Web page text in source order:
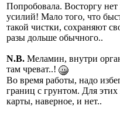
Попробовала. Восторгу
усилий! Мало того, что
такой чистки, сохраняют
разы дольше обычного..
N.B. Меламин, внутри
там чреват..!
Во время работы, надо
границ с грунтом. Для
карты, наверное, и нет..